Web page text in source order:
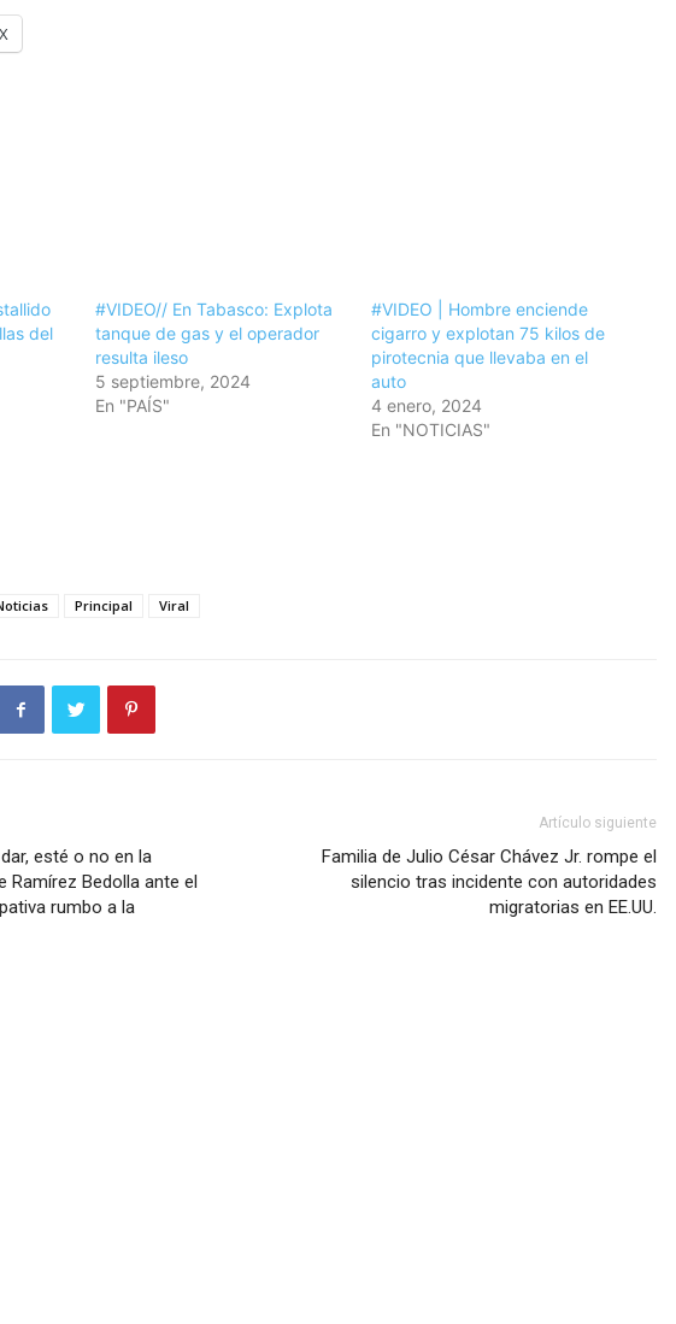
X
del
#VIDEO// En Tabasco: Explota
tanque de gas y el operador
resulta ileso
5 septiembre, 2024
En "PAÍS"
#VIDEO | Hombre enciende
cigarro y explotan 75 kilos de
pirotecnia que llevaba en el
auto
4 enero, 2024
En "NOTICIAS"
Principal Viral
esté o no en la
Ramírez Bedolla ante el
rumbo a la
Artículo siguiente
Familia de Julio César Chávez Jr. rompe el
silencio tras incidente con autoridades
migratorias en EE.UU.